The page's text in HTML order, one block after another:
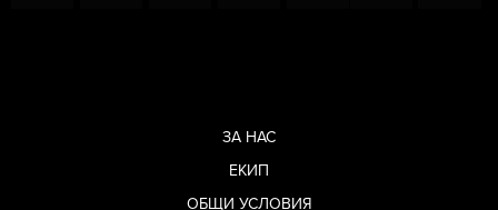
ЗА НАС
ЕКИП
ОБЩИ УСЛОВИЯ